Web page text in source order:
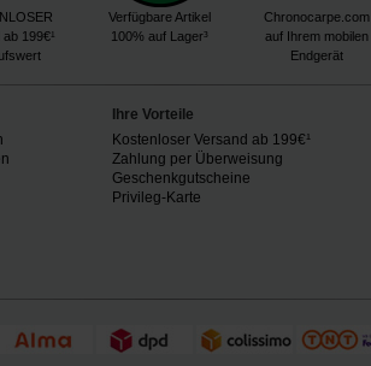
199€¹
Verfügbare Artikel
100% auf Lager³
Chronocarpe.com
auf Ihrem mobilen
Endgerät
Ihre Vorteile
Kostenloser Versand ab 199€¹
Zahlung per Überweisung
Geschenkgutscheine
Privileg-Karte